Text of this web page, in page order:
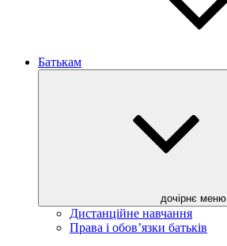
Батькам
дочірнє меню
Дистанційне навчання
Права і обов’язки батьків